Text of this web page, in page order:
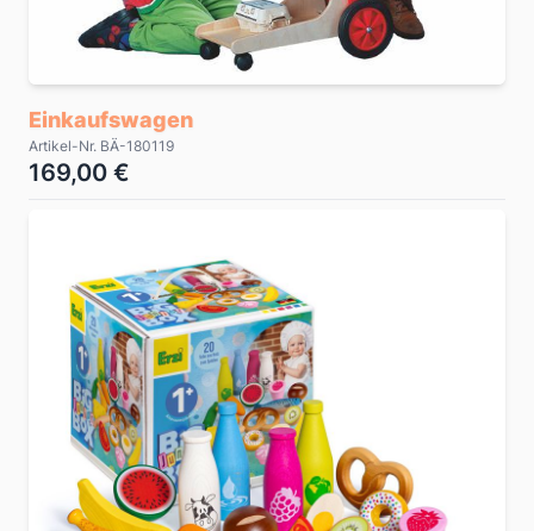
Einkaufswagen
Artikel-Nr. BÄ-180119
169,00 €